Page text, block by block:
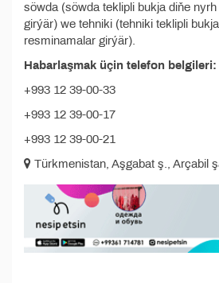
söwda (söwda teklipli bukja diňe
girýär) we tehniki (tehniki teklipli
resminamalar girýär).
Habarlaşmak üçin telefon belgileri:
+993 12 39-00-33
+993 12 39-00-17
+993 12 39-00-21
Türkmenistan, Aşgabat ş., Arçabil